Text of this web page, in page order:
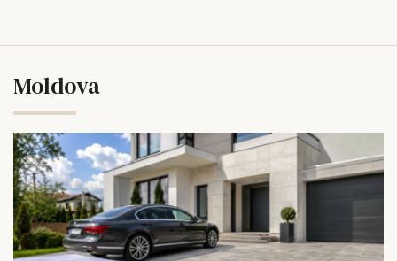
Moldova